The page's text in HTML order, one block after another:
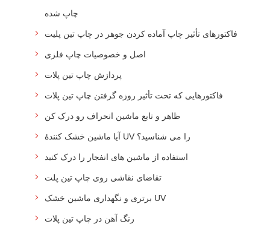
چاپ شده
فاکتورهای تأثیر چاپ آماده کردن جوهر در چاپ تین پلیت
اصل و خصوصیات چاپ فلزی
پردازش چاپ تین پلات
فاکتورهایی که تحت تأثیر روزه گرفتن چاپ تین پلات
ظاهر و تابع ماشين انحراف رو درک کن
آیا ماشین خشک کنندۀ UV را می شناسید؟
استفاده از ماشین های انفجار را درک کنید
تقاضای نقاشی روی چاپ تین پلت
برتری و نگهداری ماشین خشک UV
رنگ آهن در چاپ تین پلات